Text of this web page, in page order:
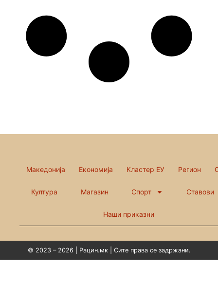
Македонија Економија Кластер ЕУ Регион
Култура Магазин Спорт Ставови
Наши приказни
© 2023 – 2026 | Рацин.мк | Сите права се задржани.